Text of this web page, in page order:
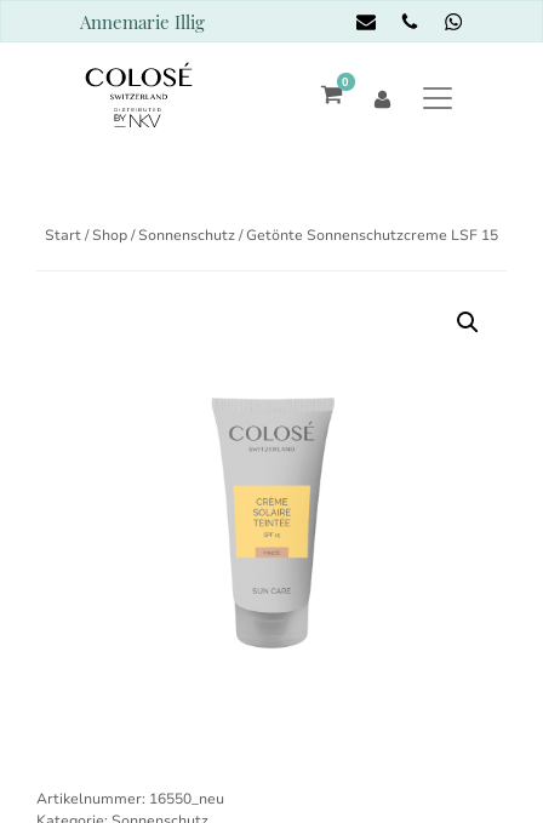
Annemarie Illig
0
Start/Shop/Sonnenschutz/ Getönte Sonnenschutzcreme LSF 15
Artikelnummer: 16550_neu